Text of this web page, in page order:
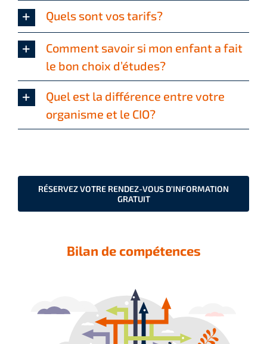
Quels sont vos tarifs?
Comment savoir si mon enfant a fait
le bon choix d’études?
Quel est la différence entre votre
organisme et le CIO?
RÉSERVEZ VOTRE RENDEZ-VOUS D’INFORMATION
GRATUIT
Bilan de compétences